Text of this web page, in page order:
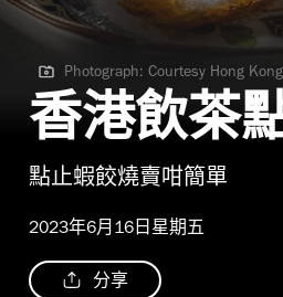
Photograph: Courtesy Hong Kong
Photograph: Courtesy Hong
香港飲茶
點止蝦餃燒賣咁簡單
2023年6月16日星期五
分享